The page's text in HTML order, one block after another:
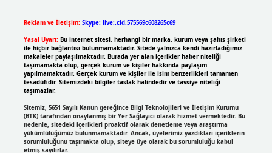
Reklam ve İletişim: Skype: live:.cid.575569c608265c69
Yasal Uyarı: Bu internet sitesi, herhangi bir marka, kurum veya şahıs şirketi
ile hiçbir bağlantısı bulunmamaktadır. Sitede yalnızca kendi hazırladığımız
makaleler paylaşılmaktadır. Burada yer alan içerikler haber niteliği
taşımamakta olup, gerçek kurum ve kişiler hakkında paylaşım
yapılmamaktadır. Gerçek kurum ve kişiler ile isim benzerlikleri tamamen
tesadüfidir. Sitemizdeki bilgiler taslak halindedir ve tavsiye niteliği
taşımazlar.
Sitemiz, 5651 Sayılı Kanun gereğince Bilgi Teknolojileri ve İletişim Kurumu
(BTK) tarafından onaylanmış bir Yer Sağlayıcı olarak hizmet vermektedir. Bu
nedenle, sitedeki içerikleri proaktif olarak denetleme veya araştırma
yükümlülüğümüz bulunmamaktadır. Ancak, üyelerimiz yazdıkları içeriklerin
sorumluluğunu taşımakta olup, siteye üye olarak bu sorumluluğu kabul
etmiş sayılırlar.